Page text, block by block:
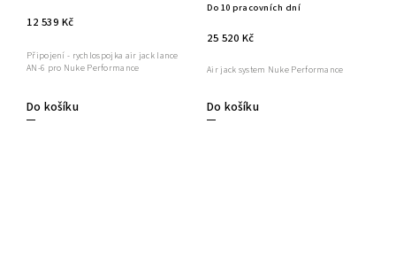
12 539 Kč
Do košíku
Připojení - rychlospojka air jack lance
AN-6 pro Nuke Performance
Do 10 pracovních dní
25 520 Kč
Do košíku
Air jack system Nuke Performance